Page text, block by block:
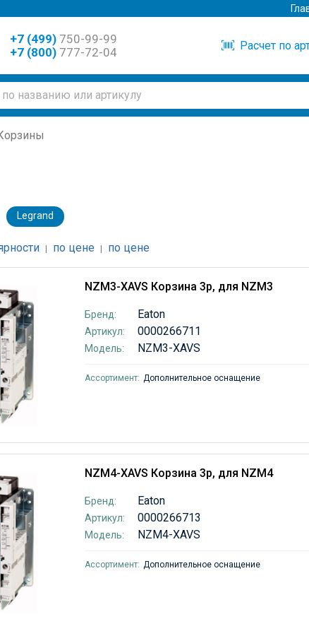
+7 (499)750-99-99
+7 (800)777-72-04 Расчет по
Legrand
по цене по цене
NZM3-XAVS Корзина 3p, для NZM3
Бренд: Eaton
Артикул: 0000266711
Модель: NZM3-XAVS
Ассортимент: Дополнительное оснащение
NZM4-XAVS Корзина 3p, для NZM4
Бренд: Eaton
Артикул: 0000266713
Модель: NZM4-XAVS
Ассортимент: Дополнительное оснащение